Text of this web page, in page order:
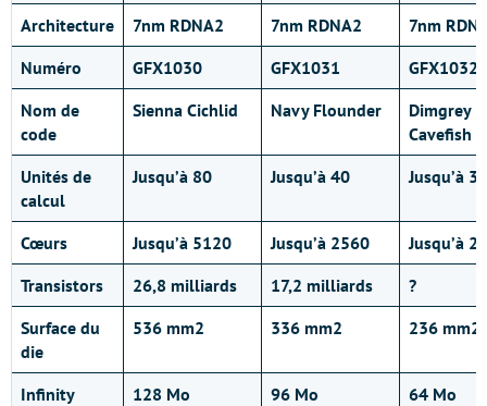
Architecture
7nm RDNA2 7nm RDNA2
7nm
Numéro
GFX1030 GFX1031
GFX1032
Nom de
code
Sienna Cichlid Navy Flounder
Dimgrey
Cavefish
Unités de
calcul
Jusqu’à 80 Jusqu’à 40 Jusqu’à 32
Cœurs Jusqu’à 5120 Jusqu’à 2560
Jusqu’à
Transistors
26,8 milliards 17,2 milliards
?
Surface du
die
536 mm2 336 mm2 236 mm2
Infinity
128 Mo 96 Mo 64 Mo